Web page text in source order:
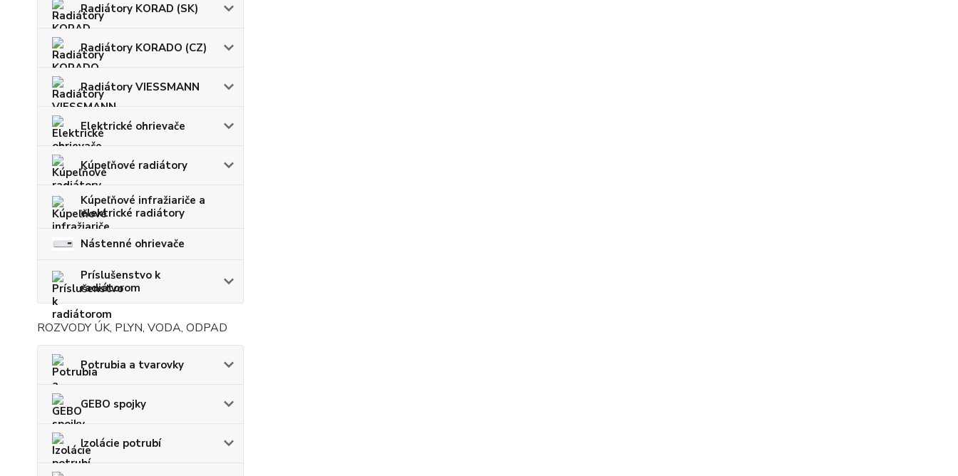
Radiátory KORAD (SK)
Radiátory KORADO (CZ)
Radiátory VIESSMANN
Elektrické ohrievače
Kúpeľňové radiátory
Kúpeľňové infražiariče a
elektrické radiátory
Nástenné ohrievače
Príslušenstvo k
radiátorom
ROZVODY ÚK, PLYN, VODA, ODPAD
Potrubia a tvarovky
GEBO spojky
Izolácie potrubí